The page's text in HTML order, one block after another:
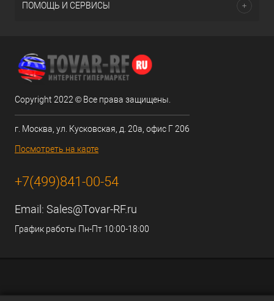
ПОМОЩЬ И СЕРВИСЫ
Copyright 2022 © Все права защищены.
г. Москва, ул. Кусковская, д. 20а, офис Г 206
Посмотреть на карте
+7(499)841-00-54
Email: Sales@Tovar-RF.ru
График работы Пн-Пт 10:00-18:00